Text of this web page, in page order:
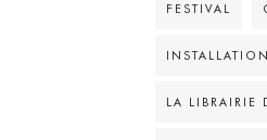
FESTIVAL
INSTALLATION
LA LIBRAIRIE